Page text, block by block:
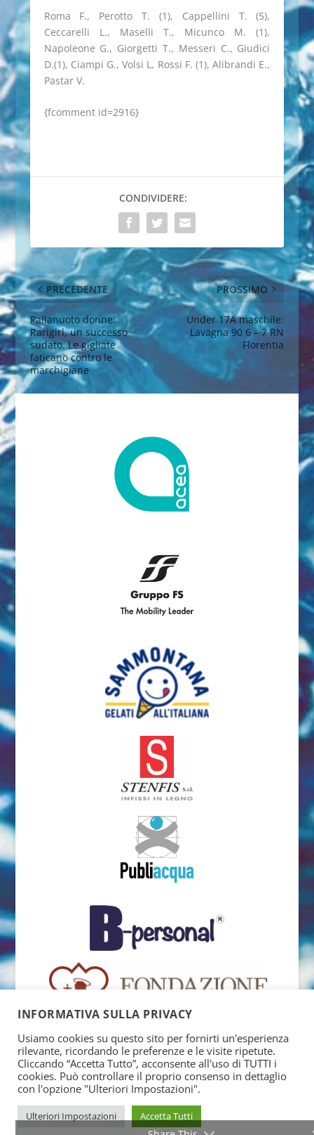
Roma F., Perotto T. (1), Cappellini T. (5),
Ceccarelli L., Maselli T., Micunco M. (1),
Napoleone G., Giorgetti T., Messeri C., Giudici
D.(1), Ciampi G., Volsi L, Rossi F. (1), Alibrandi E.,
Pastar V.
{fcomment id=2916}
CONDIVIDERE:
PRECEDENTE
Pallanuoto donne:
Rarigirl, un successo
sudato. Le gigliate
faticano contro le
marchigiane
PROSSIMO
Under 17A maschile:
Lavagna 90 6 – 7 RN
Florentia
INFORMATIVA SULLA PRIVACY
Usiamo cookies su questo sito per fornirti un'esperienza
rilevante, ricordando le preferenze e le visite ripetute.
Cliccando “Accetta Tutto”, acconsente all'uso di TUTTI i
cookies. Può controllare il proprio consenso in dettaglio
con l'opzione "Ulteriori Impostazioni".
Ulteriori Impostazioni Accetta Tutti